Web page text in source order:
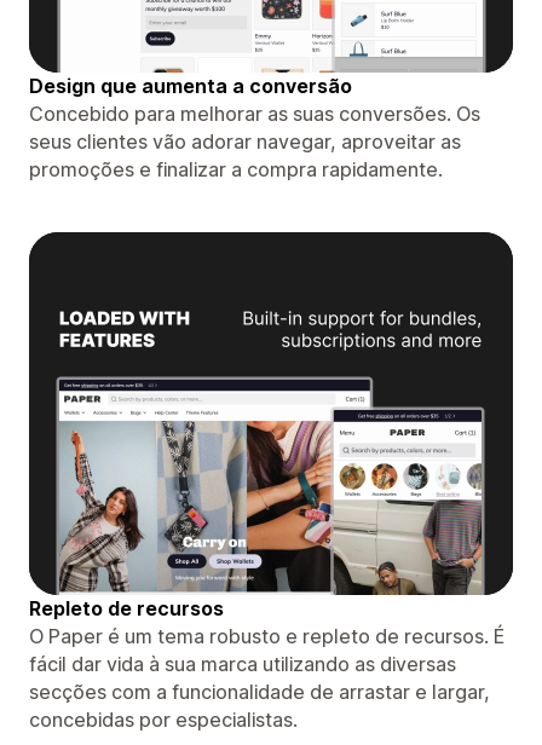
Design que aumenta a conversão
Concebido para melhorar as suas conversões. Os
seus clientes vão adorar navegar, aproveitar as
promoções e finalizar a compra rapidamente.
Repleto de recursos
O Paper é um tema robusto e repleto de recursos. É
fácil dar vida à sua marca utilizando as diversas
secções com a funcionalidade de arrastar e largar,
concebidas por especialistas.